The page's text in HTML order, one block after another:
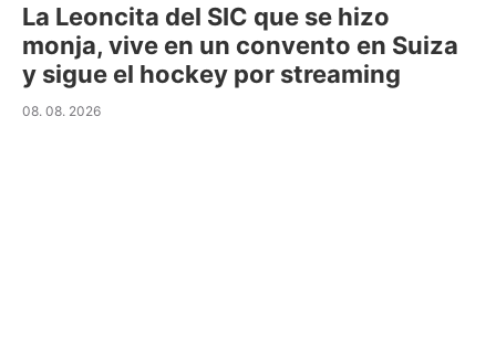
La Leoncita del SIC que se hizo
monja, vive en un convento en Suiza
y sigue el hockey por streaming
08. 08. 2026